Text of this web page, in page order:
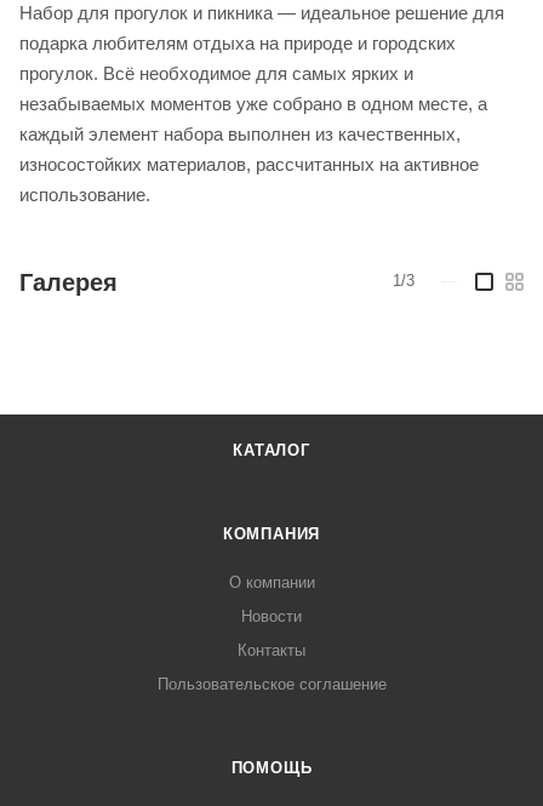
Набор для прогулок и пикника — идеальное решение для
подарка любителям отдыха на природе и городских
прогулок. Всё необходимое для самых ярких и
незабываемых моментов уже собрано в одном месте, а
каждый элемент набора выполнен из качественных,
износостойких материалов, рассчитанных на активное
использование.
Галерея 1/3
КАТАЛОГ
КОМПАНИЯ
О компании
Новости
Контакты
Пользовательское соглашение
ПОМОЩЬ